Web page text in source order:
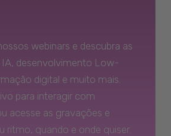
webinars e descubra as
IA, desenvolvimento Low-
digital e muito mais.
para interagir com
acesse as gravações e
ritmo, quando e onde quiser.